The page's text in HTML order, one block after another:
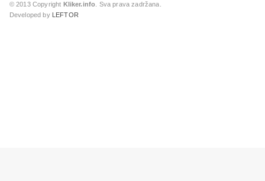
© 2013 Copyright Kliker.info . Sva prava zadržana.
Developed by
LEFTOR